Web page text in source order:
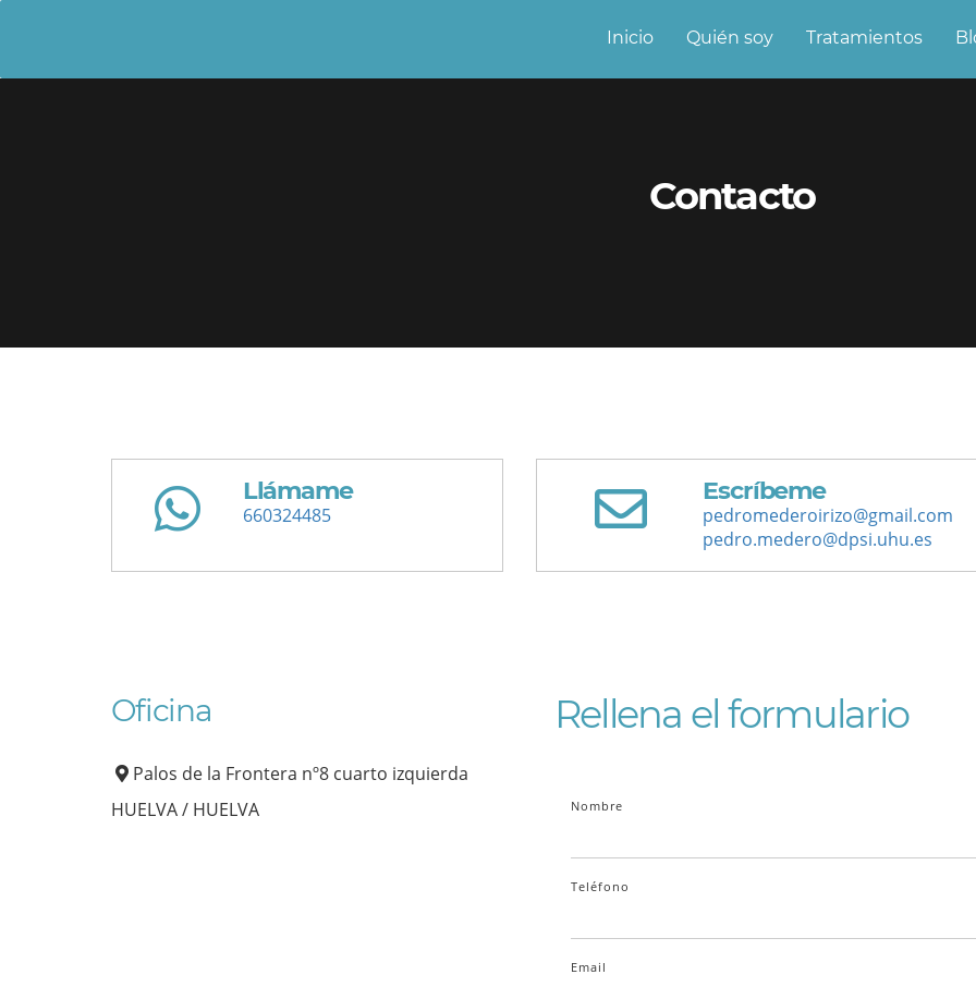
Inicio Quién soy Tratamientos
Contacto
Llámame
660324485
Escríbeme
pedromederoirizo@gmail.com
pedro.medero@dpsi.uhu.es
Oficina
Palos de la Frontera nº8 cuarto izquierda
HUELVA / HUELVA
Rellena el formulario
Nombre
Teléfono
Email